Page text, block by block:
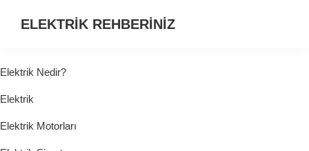
ELEKTRİK REHBERİNİZ
HER
ŞEY...
Elektrik Nedir?
Elektrik
Elektrik Motorları